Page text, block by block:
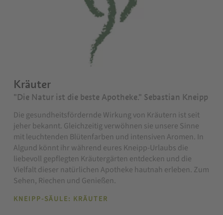
Kräuter
"Die Natur ist die beste Apotheke." Sebastian Kneipp
Die gesundheitsfördernde Wirkung von Kräutern ist seit
jeher bekannt. Gleichzeitig verwöhnen sie unsere Sinne
mit leuchtenden Blütenfarben und intensiven Aromen. In
Algund könnt ihr während eures Kneipp-Urlaubs die
liebevoll gepflegten Kräutergärten entdecken und die
Vielfalt dieser natürlichen Apotheke hautnah erleben. Zum
Sehen, Riechen und Genießen.
KNEIPP-SÄULE: KRÄUTER